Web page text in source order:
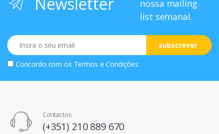
nossa mailing
list semanal.
Email
subscrever
Concordo com os Termos e Condições
Contactos
(+351) 210 889 670